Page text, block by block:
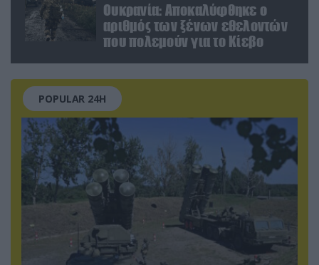
Ουκρανία: Αποκαλύφθηκε ο
αριθμός των ξένων εθελοντών
που πολεμούν για το Κίεβο
POPULAR 24H